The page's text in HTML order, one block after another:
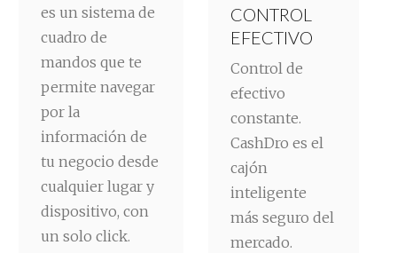
es un sistema de
cuadro de
mandos que te
permite navegar
por la
información de
tu negocio desde
cualquier lugar y
dispositivo, con
un solo click.
CONTROL
EFECTIVO
Control de
efectivo
constante.
CashDro es el
cajón
inteligente
más seguro del
mercado.